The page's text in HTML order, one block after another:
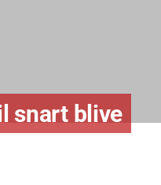
snart blive